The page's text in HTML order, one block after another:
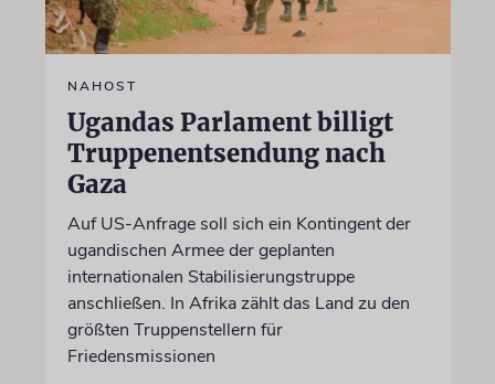
NAHOST
Ugandas Parlament billigt
Truppenentsendung nach
Gaza
Auf US-Anfrage soll sich ein Kontingent der
ugandischen Armee der geplanten
internationalen Stabilisierungstruppe
anschließen. In Afrika zählt das Land zu den
größten Truppenstellern für
Friedensmissionen